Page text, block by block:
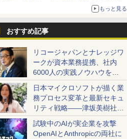
もっと見る
おすすめ記事
リコージャパンとナレッジワ
ークが資本業務提携、社内
6000人の実践ノウハウを生
かした「AI商談記録 for
RICOH」を展開へ
日本マイクロソフトが描く業
務プロセス変革と最新セキュ
リティ戦略――津坂美樹社長
が2027年度戦略を説明
試験中のAIが実企業を攻撃
OpenAIとAnthropicの両社に